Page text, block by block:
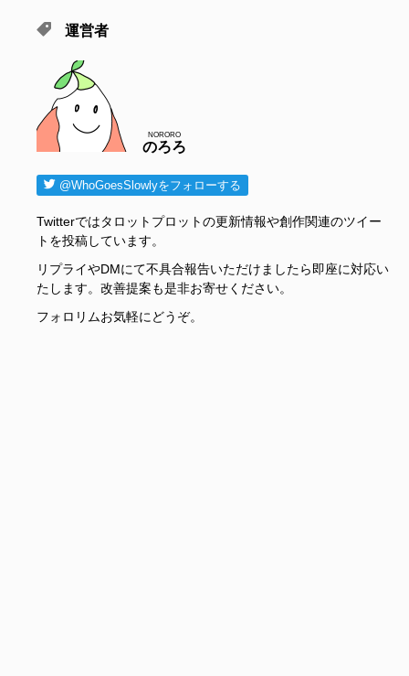
運営者
のろろ
NORORO
@WhoGoesSlowlyをフォローする
Twitterではタロットプロットの更新情報や創作関連のツイー
トを投稿しています。
リプライやDMにて不具合報告いただけましたら即座に対応い
たします。改善提案も是非お寄せください。
フォロリムお気軽にどうぞ。